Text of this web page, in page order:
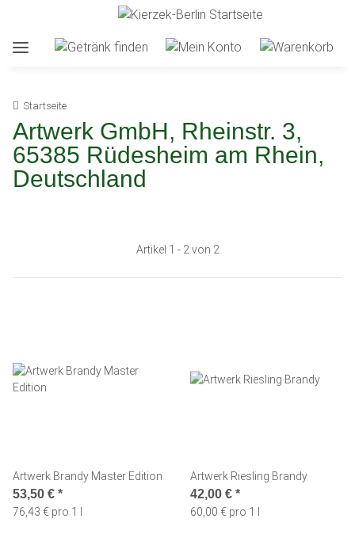
Startseite
Artwerk GmbH, Rheinstr. 3,
65385 Rüdesheim am Rhein,
Deutschland
Artikel 1 - 2 von 2
Artwerk Brandy Master Edition
53,50 € *
76,43 € pro 1 l
Artwerk Riesling Brandy
42,00 € *
60,00 € pro 1 l